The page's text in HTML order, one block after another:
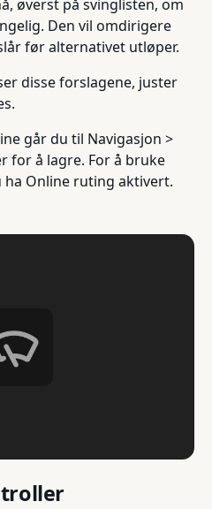
øverst på svinglisten, om
Den vil omdirigere
før alternativet utløper.
disse forslagene, juster
går du til Navigasjon >
for å lagre. For å bruke
Online ruting aktivert.